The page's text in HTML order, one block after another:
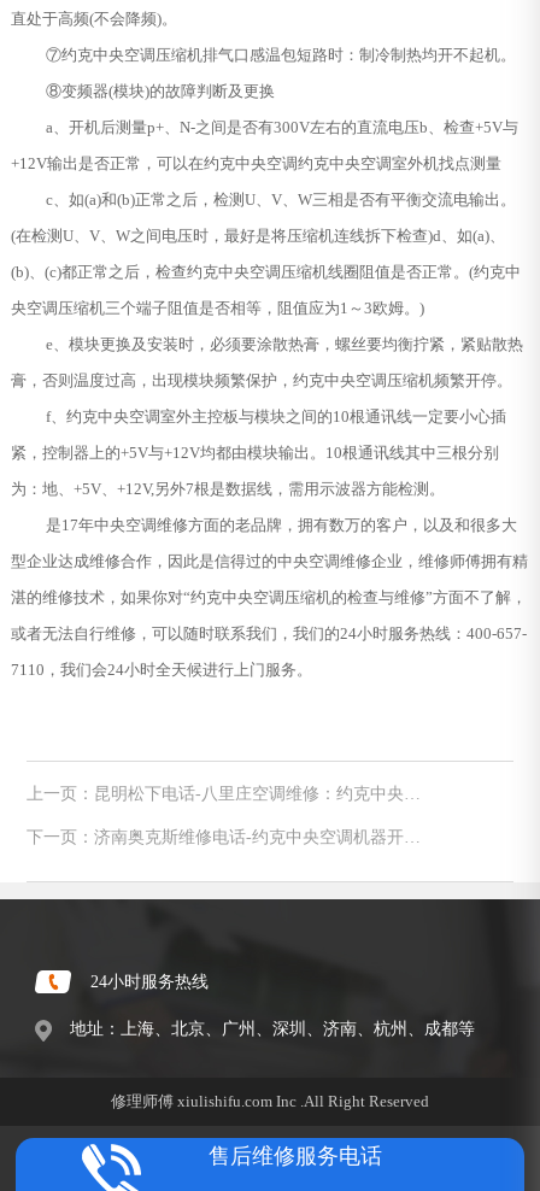
直处于高频(不会降频)。
⑦约克中央空调压缩机排气口感温包短路时：制冷制热均开不起机。
⑧变频器(模块)的故障判断及更换
a、开机后测量p+、N-之间是否有300V左右的直流电压b、检查+5V与
+12V输出是否正常，可以在约克中央空调约克中央空调室外机找点测量
c、如(a)和(b)正常之后，检测U、V、W三相是否有平衡交流电输出。
(在检测U、V、W之间电压时，最好是将压缩机连线拆下检查)d、如(a)、
(b)、(c)都正常之后，检查约克中央空调压缩机线圈阻值是否正常。(约克中
央空调压缩机三个端子阻值是否相等，阻值应为1～3欧姆。)
e、模块更换及安装时，必须要涂散热膏，螺丝要均衡拧紧，紧贴散热
膏，否则温度过高，出现模块频繁保护，约克中央空调压缩机频繁开停。
f、约克中央空调室外主控板与模块之间的10根通讯线一定要小心插
紧，控制器上的+5V与+12V均都由模块输出。10根通讯线其中三根分别
为：地、+5V、+12V,另外7根是数据线，需用示波器方能检测。
是17年中央空调维修方面的老品牌，拥有数万的客户，以及和很多大
型企业达成维修合作，因此是信得过的中央空调维修企业，维修师傅拥有精
湛的维修技术，如果你对“约克中央空调压缩机的检查与维修”方面不了解，
或者无法自行维修，可以随时联系我们，我们的24小时服务热线：400-657-
7110，我们会24小时全天候进行上门服务。
上一页：昆明松下电话-八里庄空调维修：约克中央空
下一页：济南奥克斯维修电话-约克中央空调机器开机
24小时服务热线
地址：上海、北京、广州、深圳、济南、杭州、成都等
修理师傅 xiulishifu.com Inc .All Right Reserved
售后维修服务电话